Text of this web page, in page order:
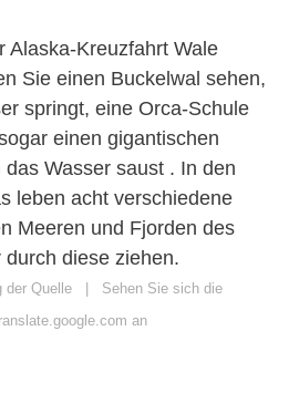
Alaska-Kreuzfahrt Wale
Sie einen Buckelwal sehen,
springt, eine Orca-Schule
einen gigantischen
Wasser saust . In den
leben acht verschiedene
Meeren und Fjorden des
diese ziehen.
der Quelle | Sehen Sie sich die
an